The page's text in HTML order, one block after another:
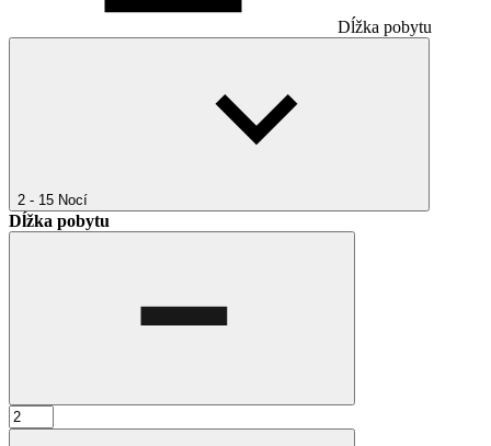
Dĺžka pobytu
2 - 15 Nocí
Dĺžka pobytu